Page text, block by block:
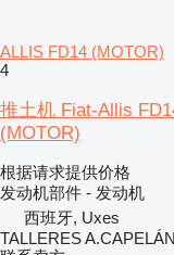
ALLIS FD14 (MOTOR)
4
推土机 Fiat-Allis
(MOTOR)
根据请求提供价格
发动机部件 - 发动机
西班牙, Uxes
TALLERES